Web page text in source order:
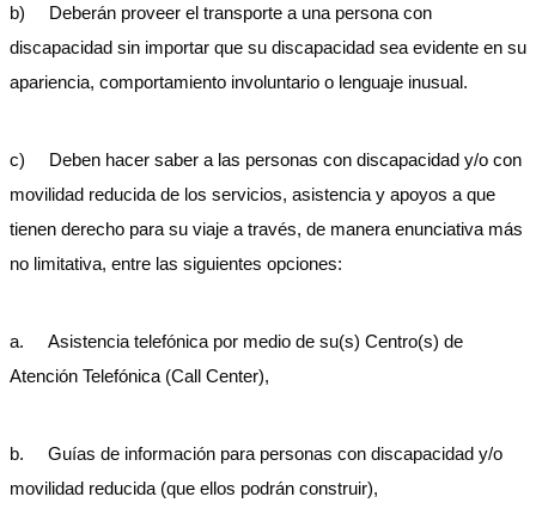
b) Deberán proveer el transporte a una persona con
discapacidad sin importar que su discapacidad sea evidente en su
apariencia, comportamiento involuntario o lenguaje inusual.
c) Deben hacer saber a las personas con discapacidad y/o con
movilidad reducida de los servicios, asistencia y apoyos a que
tienen derecho para su viaje a través, de manera enunciativa más
no limitativa, entre las siguientes opciones:
a. Asistencia telefónica por medio de su(s) Centro(s) de
Atención Telefónica (Call Center),
b. Guías de información para personas con discapacidad y/o
movilidad reducida (que ellos podrán construir),